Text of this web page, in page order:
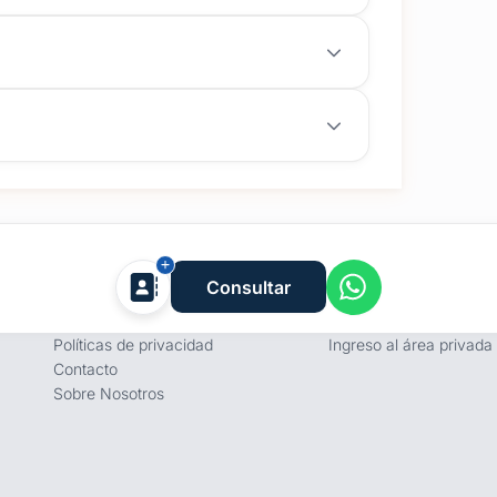
Consultar
Empresa
Términos y condiciones
Políticas de privacidad
Contacto
Sobre Nosotros
Proveedores
Registro de proveedores
Ingreso al área privada